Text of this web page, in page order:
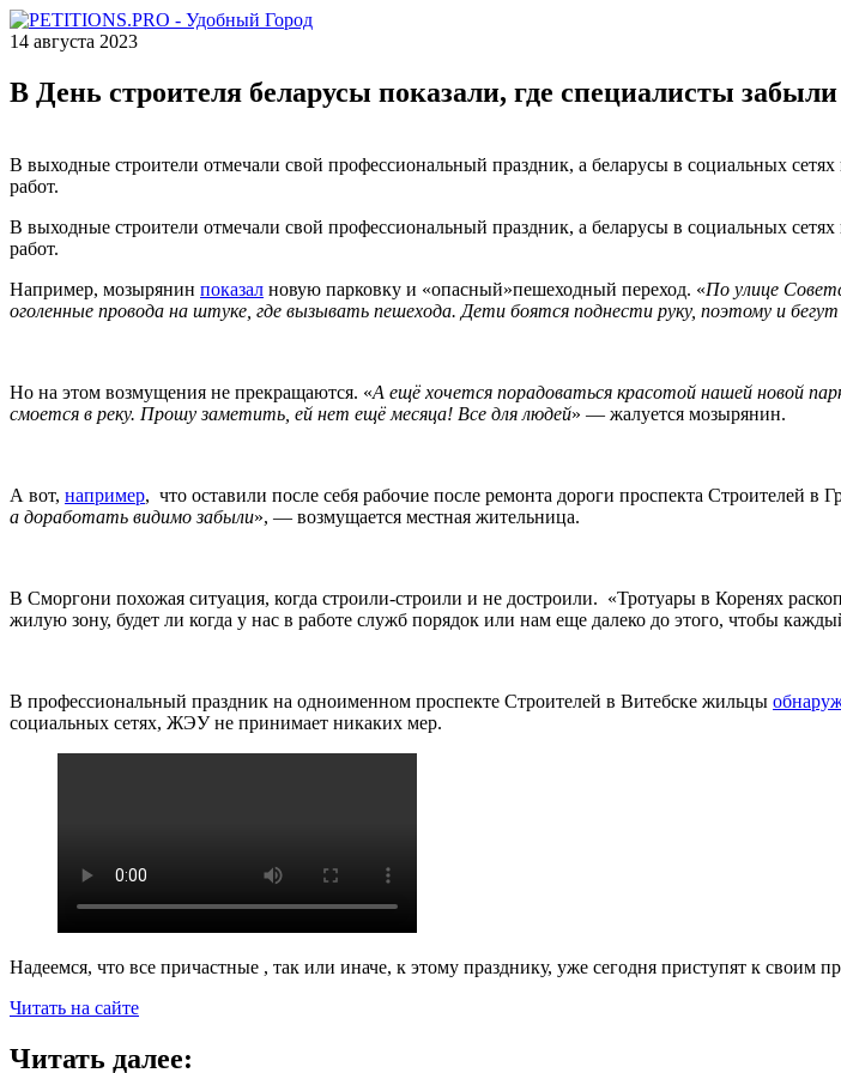
14 августа 2023
В День строителя беларусы показали, где специалисты забыли
В выходные строители отмечали свой профессиональный праздник, а беларусы в социальных
работ.
В выходные строители отмечали свой профессиональный праздник, а беларусы в социальных
работ.
Например, мозырянин показал новую парковку и «опасный»пешеходный переход. «По улице
оголенные провода на штуке, где вызывать пешехода. Дети боятся поднести руку, поэтому и
Но на этом возмущения не прекращаются. «А ещё хочется порадоваться красотой нашей новой
смоется в реку. Прошу заметить, ей нет ещё месяца! Все для людей» — жалуется мозырянин.
А вот, например, что оставили после себя рабочие после ремонта дороги проспекта Строителей в
а доработать видимо забыли», — возмущается местная жительница.
В Сморгони похожая ситуация, когда строили-строили и не достроили. «Тротуары в Коренях
жилую зону, будет ли когда у нас в работе служб порядок или нам еще далеко до этого, чтобы
В профессиональный праздник на одноименном проспекте Строителей в Витебске жильцы
социальных сетях, ЖЭУ не принимает никаких мер.
Надеемся, что все причастные , так или иначе, к этому празднику, уже сегодня приступят к
Читать на сайте
Читать далее: